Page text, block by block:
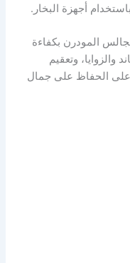
أجهزة البخار.
المودرن بكفاءة
والزوايا، وتعقيم
على الحفاظ على جمال